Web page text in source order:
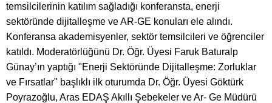
temsilcilerinin katılım sağladığı konferansta, enerji
sektöründe dijitalleşme ve AR-GE konuları ele alındı.
Konferansa akademisyenler, sektör temsilcileri ve öğrenciler
katıldı. Moderatörlüğünü Dr. Öğr. Üyesi Faruk Baturalp
Günay’ın yaptığı "Enerji Sektöründe Dijitalleşme: Zorluklar
ve Fırsatlar" başlıklı ilk oturumda Dr. Öğr. Üyesi Göktürk
Poyrazoğlu, Aras EDAŞ Akıllı Şebekeler ve Ar- Ge Müdürü